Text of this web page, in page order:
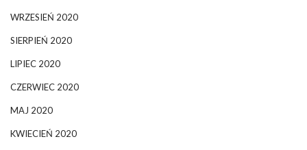
WRZESIEŃ 2020
SIERPIEŃ 2020
LIPIEC 2020
CZERWIEC 2020
MAJ 2020
KWIECIEŃ 2020